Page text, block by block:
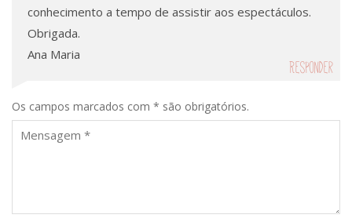
conhecimento a tempo de assistir aos espectáculos.
Obrigada.
Ana Maria
Responder
Os campos marcados com * são obrigatórios.